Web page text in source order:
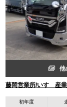
他
藤岡営業所/いすゞ産
初年度